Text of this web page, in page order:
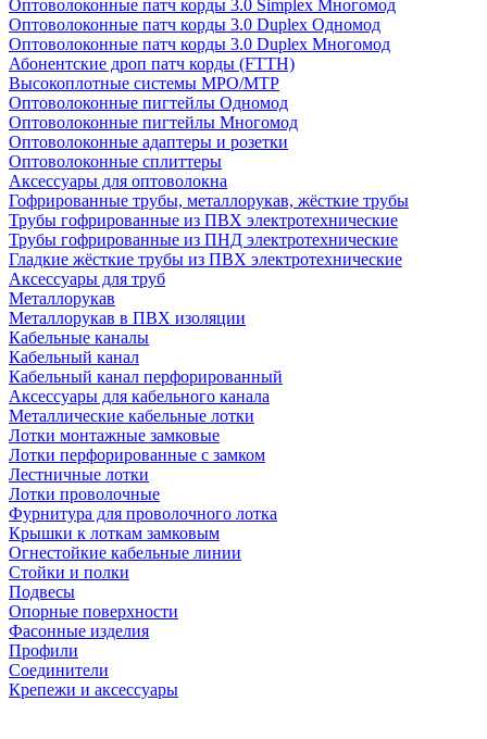
Оптоволоконные патч корды 3.0 Simplex Многомод
Оптоволоконные патч корды 3.0 Duplex Одномод
Оптоволоконные патч корды 3.0 Duplex Многомод
Абонентские дроп патч корды (FTTH)
Высокоплотные системы MPO/MTP
Оптоволоконные пигтейлы Одномод
Оптоволоконные пигтейлы Многомод
Оптоволоконные адаптеры и розетки
Оптоволоконные сплиттеры
Аксессуары для оптоволокна
Гофрированные трубы, металлорукав, жёсткие трубы
Трубы гофрированные из ПВХ электротехнические
Трубы гофрированные из ПНД электротехнические
Гладкие жёсткие трубы из ПВХ электротехнические
Аксессуары для труб
Металлорукав
Металлорукав в ПВХ изоляции
Кабельные каналы
Кабельный канал
Кабельный канал перфорированный
Аксессуары для кабельного канала
Металлические кабельные лотки
Лотки монтажные замковые
Лотки перфорированные с замком
Лестничные лотки
Лотки проволочные
Фурнитура для проволочного лотка
Крышки к лоткам замковым
Огнестойкие кабельные линии
Стойки и полки
Подвесы
Опорные поверхности
Фасонные изделия
Профили
Соединители
Крепежи и аксессуары